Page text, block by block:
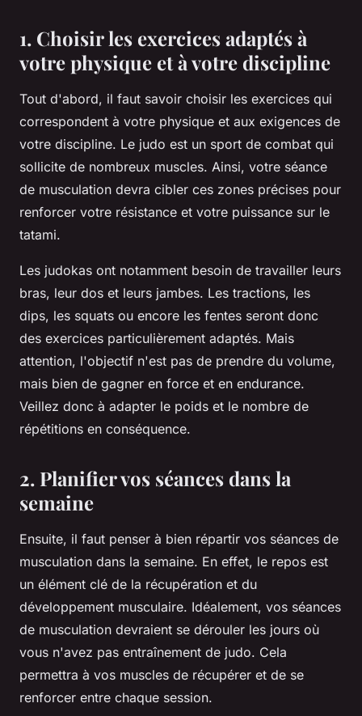
1. Choisir les exercices adaptés à
votre physique et à votre discipline
Tout d'abord, il faut savoir choisir les exercices qui
correspondent à votre physique et aux exigences de
votre discipline. Le judo est un sport de combat qui
sollicite de nombreux muscles. Ainsi, votre séance
de musculation devra cibler ces zones précises pour
renforcer votre résistance et votre puissance sur le
tatami.
Les judokas ont notamment besoin de travailler leurs
bras, leur dos et leurs jambes. Les tractions, les
dips, les squats ou encore les fentes seront donc
des exercices particulièrement adaptés. Mais
attention, l'objectif n'est pas de prendre du volume,
mais bien de gagner en force et en endurance.
Veillez donc à adapter le poids et le nombre de
répétitions en conséquence.
2. Planifier vos séances dans la
semaine
Ensuite, il faut penser à bien répartir vos séances de
musculation dans la semaine. En effet, le repos est
un élément clé de la récupération et du
développement musculaire. Idéalement, vos séances
de musculation devraient se dérouler les jours où
vous n'avez pas entraînement de judo. Cela
permettra à vos muscles de récupérer et de se
renforcer entre chaque session.